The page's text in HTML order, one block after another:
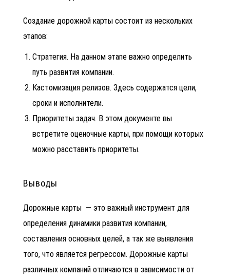
Создание дорожной карты состоит из нескольких
этапов:
Стратегия. На данном этапе важно определить
путь развития компании.
Кастомизация релизов. Здесь содержатся цели,
сроки и исполнители.
Приоритеты задач. В этом документе вы
встретите оценочные карты, при помощи которых
можно расставить приоритеты.
Выводы
Дорожные карты — это важный инструмент для
определения динамики развития компании,
составления основных целей, а так же выявления
того, что является регрессом. Дорожные карты
различных компаний отличаются в зависимости от